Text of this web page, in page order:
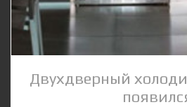
Двухдверный